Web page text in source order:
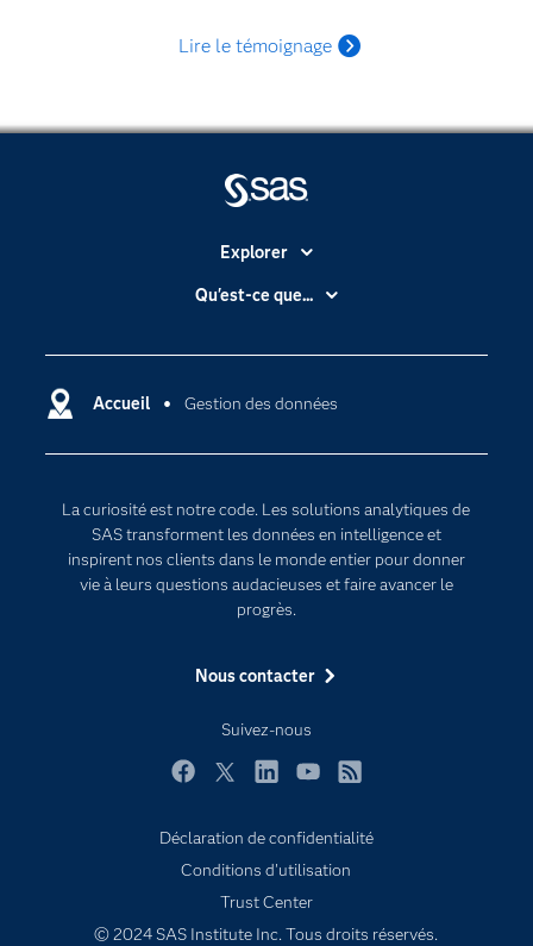
Lire le témoignage
Accueil Gestion des données
La curiosité est notre code. Les solutions analytiques de
SAS transforment les données en intelligence et
inspirent nos clients dans le monde entier pour donner
vie à leurs questions audacieuses et faire avancer le
progrès.
Nous contacter
Suivez-nous
Explorer
Accessibilité
Carrières
Certifications
Documentation
Pour les enseignants
Entreprise
Formations
Pourquoi SAS ?
SAS Viya
Secteurs d'activité
Solutions
Qu'est-ce que...
Intelligence artificielle
Transformation digitale
Déclaration de confidentialité
Conditions d'utilisation
Trust Center
© 2024 SAS Institute Inc. Tous droits réservés.